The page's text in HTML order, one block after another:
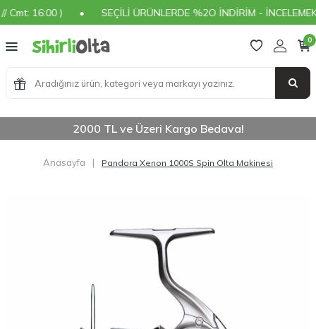
16:00 ) SEÇİLİ ÜRÜNLERDE %2O İNDİRİM - İNCELEMEK
0
2000 TL ve Üzeri Kargo Bedava!
Anasayfa | Pandora Xenon 1000S Spin Olta Makinesi